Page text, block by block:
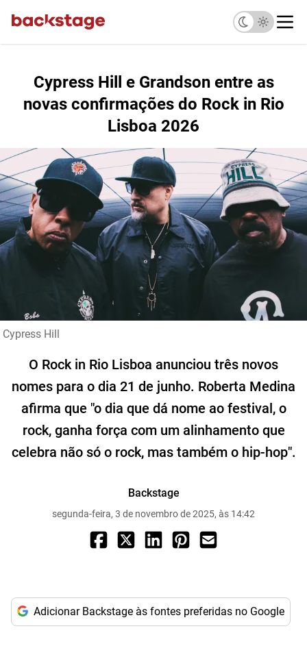
Cypress Hill e Grandson entre as
novas confirmações do Rock in Rio
Lisboa 2026
Cypress Hill
O Rock in Rio Lisboa anunciou três novos
nomes para o dia 21 de junho. Roberta Medina
afirma que "o dia que dá nome ao festival, o
rock, ganha força com um alinhamento que
celebra não só o rock, mas também o hip-hop".
Backstage
segunda-feira, 3 de novembro de 2025, às 14:42
Adicionar Backstage às fontes preferidas no Google